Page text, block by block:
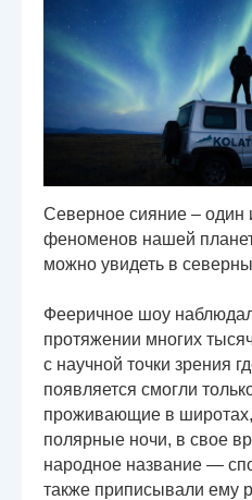
Северное сияние – один
феноменов нашей
можно увидеть в
Фееричное шоу
протяжении многих
с научной точки зрения
появляется смогли
проживающие в
полярные ночи, в свое
народное название —
также приписывали ему